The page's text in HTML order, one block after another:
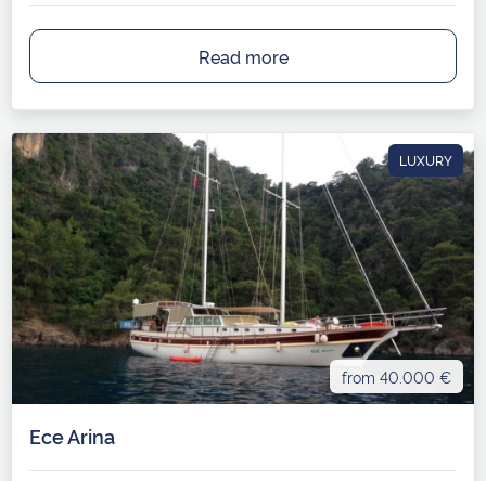
Read more
LUXURY
from 40.000 €
Ece Arina